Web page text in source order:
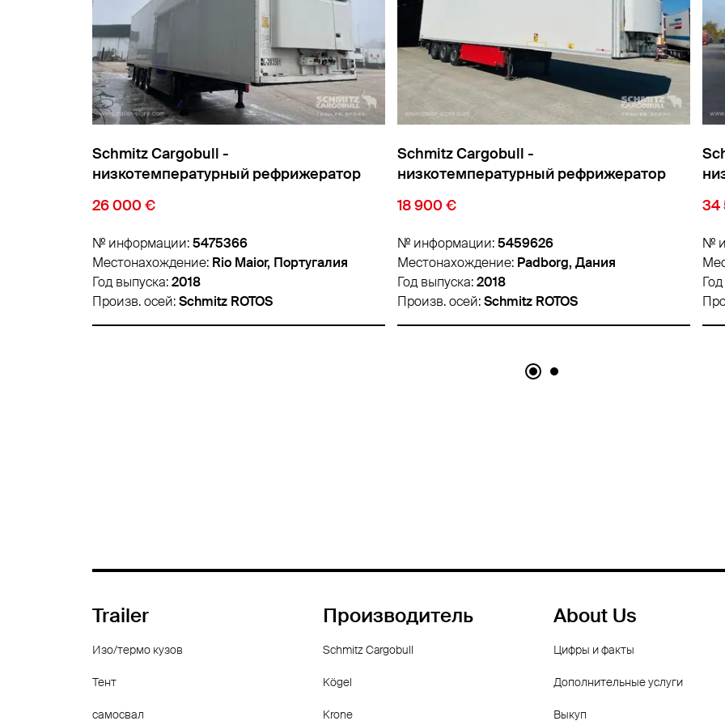
Schmitz Cargobull -
низкотемпературный рефрижератор
18 900 €
№ информации:5459626
Местонахождение: Padborg, Дания
Год выпуска:2018
Произв. осей:Schmitz ROTOS
Schmitz Cargobull -
низкотемпературный рефрижератор
34 500 €
№ информации:5484552
Местонахождение: Lyon, Франция
Год выпуска:2019
Произв. осей:Schmitz ROTOS
26
№
Trailer
Изо/термо кузов
Тент
самосвал
Производитель
Schmitz Cargobull
Kögel
Krone
About Us
Цифры и факты
Дополнительные услуги
Выкуп